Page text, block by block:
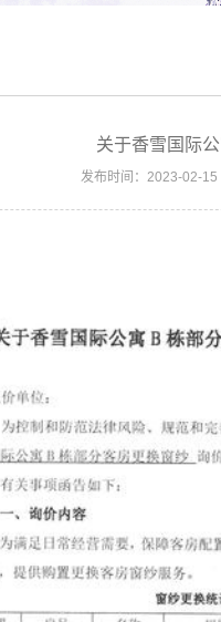
关于香雪国际
发布时间：2023-02-15